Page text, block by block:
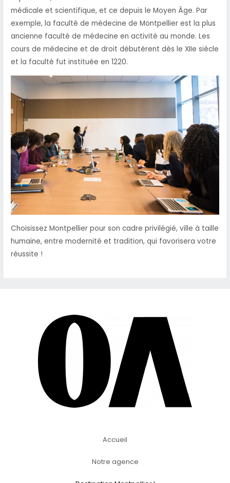
médicale et scientifique, et ce depuis le Moyen Âge. Par
exemple, la faculté de médecine de Montpellier est la plus
ancienne faculté de médecine en activité au monde. Les
cours de médecine et de droit débutèrent dès le XIIe siècle
et la faculté fut instituée en 1220.
Choisissez Montpellier pour son cadre privilégié, ville à taille
humaine, entre modernité et tradition, qui favorisera votre
réussite !
Accueil
Notre agence